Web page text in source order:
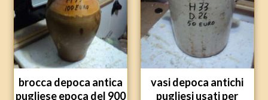
brocca depoca antica
pugliese epoca del 900
vasi depoca antichi
pugliesi usati per